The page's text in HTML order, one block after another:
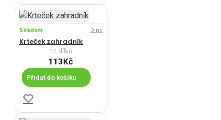
Skladem Dino
Krteček zahradník
12 dílků
113Kč
Přidat do košíku